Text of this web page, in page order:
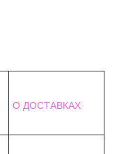
О ДОСТАВКАХ